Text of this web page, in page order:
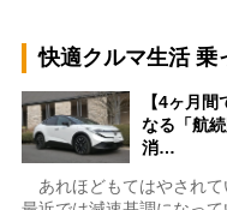
快適クルマ生活 乗
【4ヶ月
なる「航
消…
あれほどもてはやされて